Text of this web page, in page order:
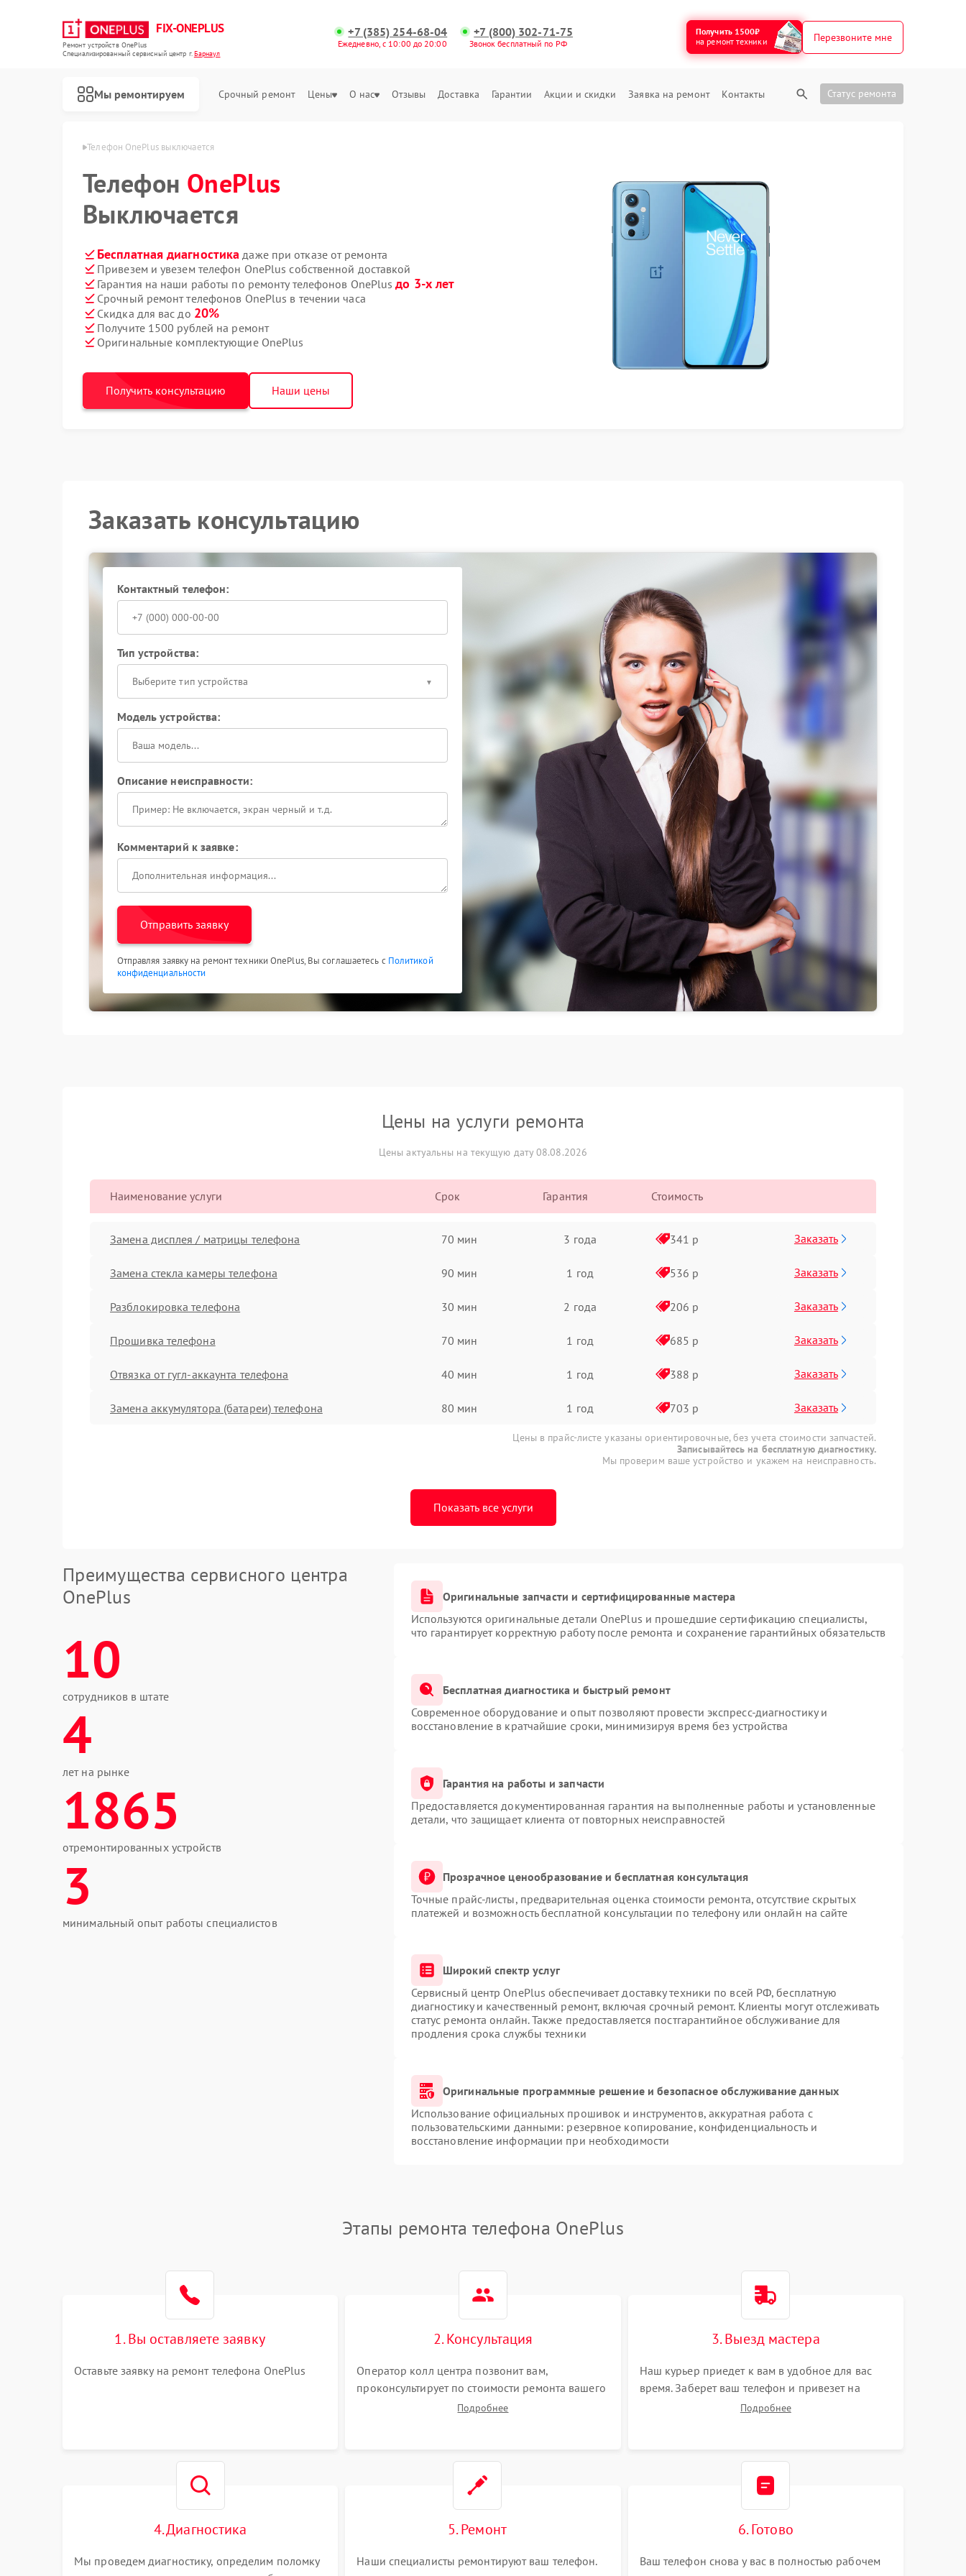
FIX-ONEPLUS
Ремонт устройств OnePlus
Специализированный cервисный центр г.Барнаул
+7 (385) 254-68-04
Ежедневно, с 10:00 до 20:00
+7 (800) 302-71-75
Звонок бесплатный по РФ
Получить 1500₽
на ремонт техники
Перезвоните мне
Мы ремонтируем Срочный ремонт Цены О нас Отзывы Доставка Гарантии Акции и скидки Заявка на ремонт Контакты Статус ремонта
в Барнауле Телефон OnePlus выключается
Телефон OnePlus
Выключается
Бесплатная диагностика даже при отказе от ремонта
Привезем и увезем телефон OnePlus собственной доставкой
Гарантия на наши работы по ремонту телефонов OnePlusдо 3-х лет
Срочный ремонт телефонов OnePlus в течении часа
Скидка для вас до 20%
Получите 1500 рублей на ремонт
Оригинальные комплектующие OnePlus
Получить консультацию Наши цены
Заказать консультацию
Контактный телефон:
Тип устройства:
Выберите тип устройства
Модель устройства:
Описание неисправности:
Комментарий к заявке:
Отправить заявку
Отправляя заявку на ремонт техники OnePlus, Вы соглашаетесь с Политикой
конфиденциальности
Цены на услуги ремонта
Цены актуальны на текущую дату 08.08.2026
Наименование услуги Срок Гарантия Стоимость
Замена дисплея / матрицы телефона 70 мин 3 года 341 р Заказать
Замена стекла камеры телефона 90 мин 1 год 536 р Заказать
Разблокировка телефона 30 мин 2 года 206 р Заказать
Прошивка телефона 70 мин 1 год 685 р Заказать
Отвязка от гугл-аккаунта телефона 40 мин 1 год 388 р Заказать
Замена аккумулятора (батареи) телефона 80 мин 1 год 703 р Заказать
Цены в прайс-листе указаны ориентировочные, без учета стоимости запчастей.
Записывайтесь на бесплатную диагностику.
Мы проверим ваше устройство и укажем на неисправность.
Показать все услуги
Преимущества сервисного центра
OnePlus
10
сотрудников в штате
4
лет на рынке
1865
отремонтированных устройств
3
минимальный опыт работы специалистов
Оригинальные запчасти и сертифицированные мастера
Используются оригинальные детали OnePlus и прошедшие сертификацию специалисты,
что гарантирует корректную работу после ремонта и сохранение гарантийных обязательств
Бесплатная диагностика и быстрый ремонт
Современное оборудование и опыт позволяют провести экспресс-диагностику и
восстановление в кратчайшие сроки, минимизируя время без устройства
Гарантия на работы и запчасти
Предоставляется документированная гарантия на выполненные работы и установленные
детали, что защищает клиента от повторных неисправностей
Прозрачное ценообразование и бесплатная консультация
Точные прайс-листы, предварительная оценка стоимости ремонта, отсутствие скрытых
платежей и возможность бесплатной консультации по телефону или онлайн на сайте
Широкий спектр услуг
Сервисный центр OnePlus обеспечивает доставку техники по всей РФ, бесплатную
диагностику и качественный ремонт, включая срочный ремонт. Клиенты могут отслеживать
статус ремонта онлайн. Также предоставляется постгарантийное обслуживание для
продления срока службы техники
Оригинальные программные решение и безопасное обслуживание данных
Использование официальных прошивок и инструментов, аккуратная работа с
пользовательскими данными: резервное копирование, конфиденциальность и
восстановление информации при необходимости
Этапы ремонта телефона OnePlus
1. Вы оставляете заявку
Оставьте заявку на ремонт телефона OnePlus
2. Консультация
Оператор колл центра позвонит вам,
проконсультирует по стоимости ремонта вашего
телефона а также ответит на все ваши вопросы.
Подробнее
3. Выезд мастера
Наш курьер приедет к вам в удобное для вас
время. Заберет ваш телефон и привезет на
склад для диагностики.Подробнее
4. Диагностика
Мы проведем диагностику, определим поломку
5. Ремонт
Наши специалисты ремонтируют ваш телефон.
6. Готово
Ваш телефон снова у вас в полностью рабочем